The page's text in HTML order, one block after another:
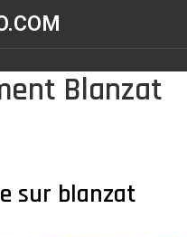
Blanzat
sur blanzat